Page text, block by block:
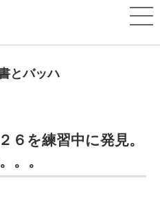
とバッハ
６を練習中に発見。
。。